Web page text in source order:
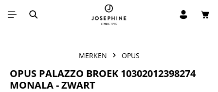
Ga naar de hoofdinhoud
MERKEN OPUS
OPUS PALAZZO BROEK 10302012398274
MONALA - ZWART